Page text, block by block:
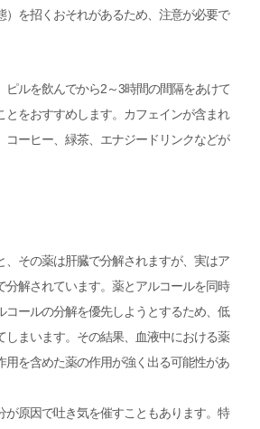
）を招くおそれがあるため、注意が必要で
ピルを飲んでから2～3時間の間隔をあけて
とをおすすめします。カフェインが含まれ
コーヒー、緑茶、エナジードリンクなどが
、その薬は肝臓で分解されますが、実はア
分解されています。薬とアルコールを同時
コールの分解を優先しようとするため、低
しまいます。その結果、血液中における薬
用を含めた薬の作用が強く出る可能性があ
が原因で吐き気を催すこともあります。特